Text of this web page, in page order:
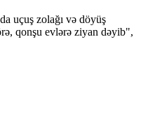
uçuş zolağı və döyüş
qonşu evlərə ziyan dəyib",